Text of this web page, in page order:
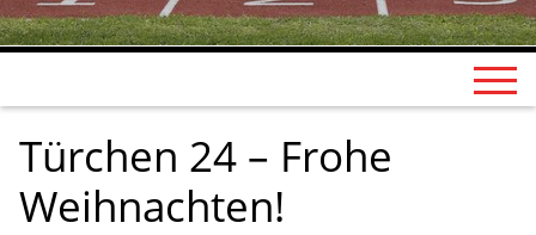
Türchen 24 – Frohe
Weihnachten!